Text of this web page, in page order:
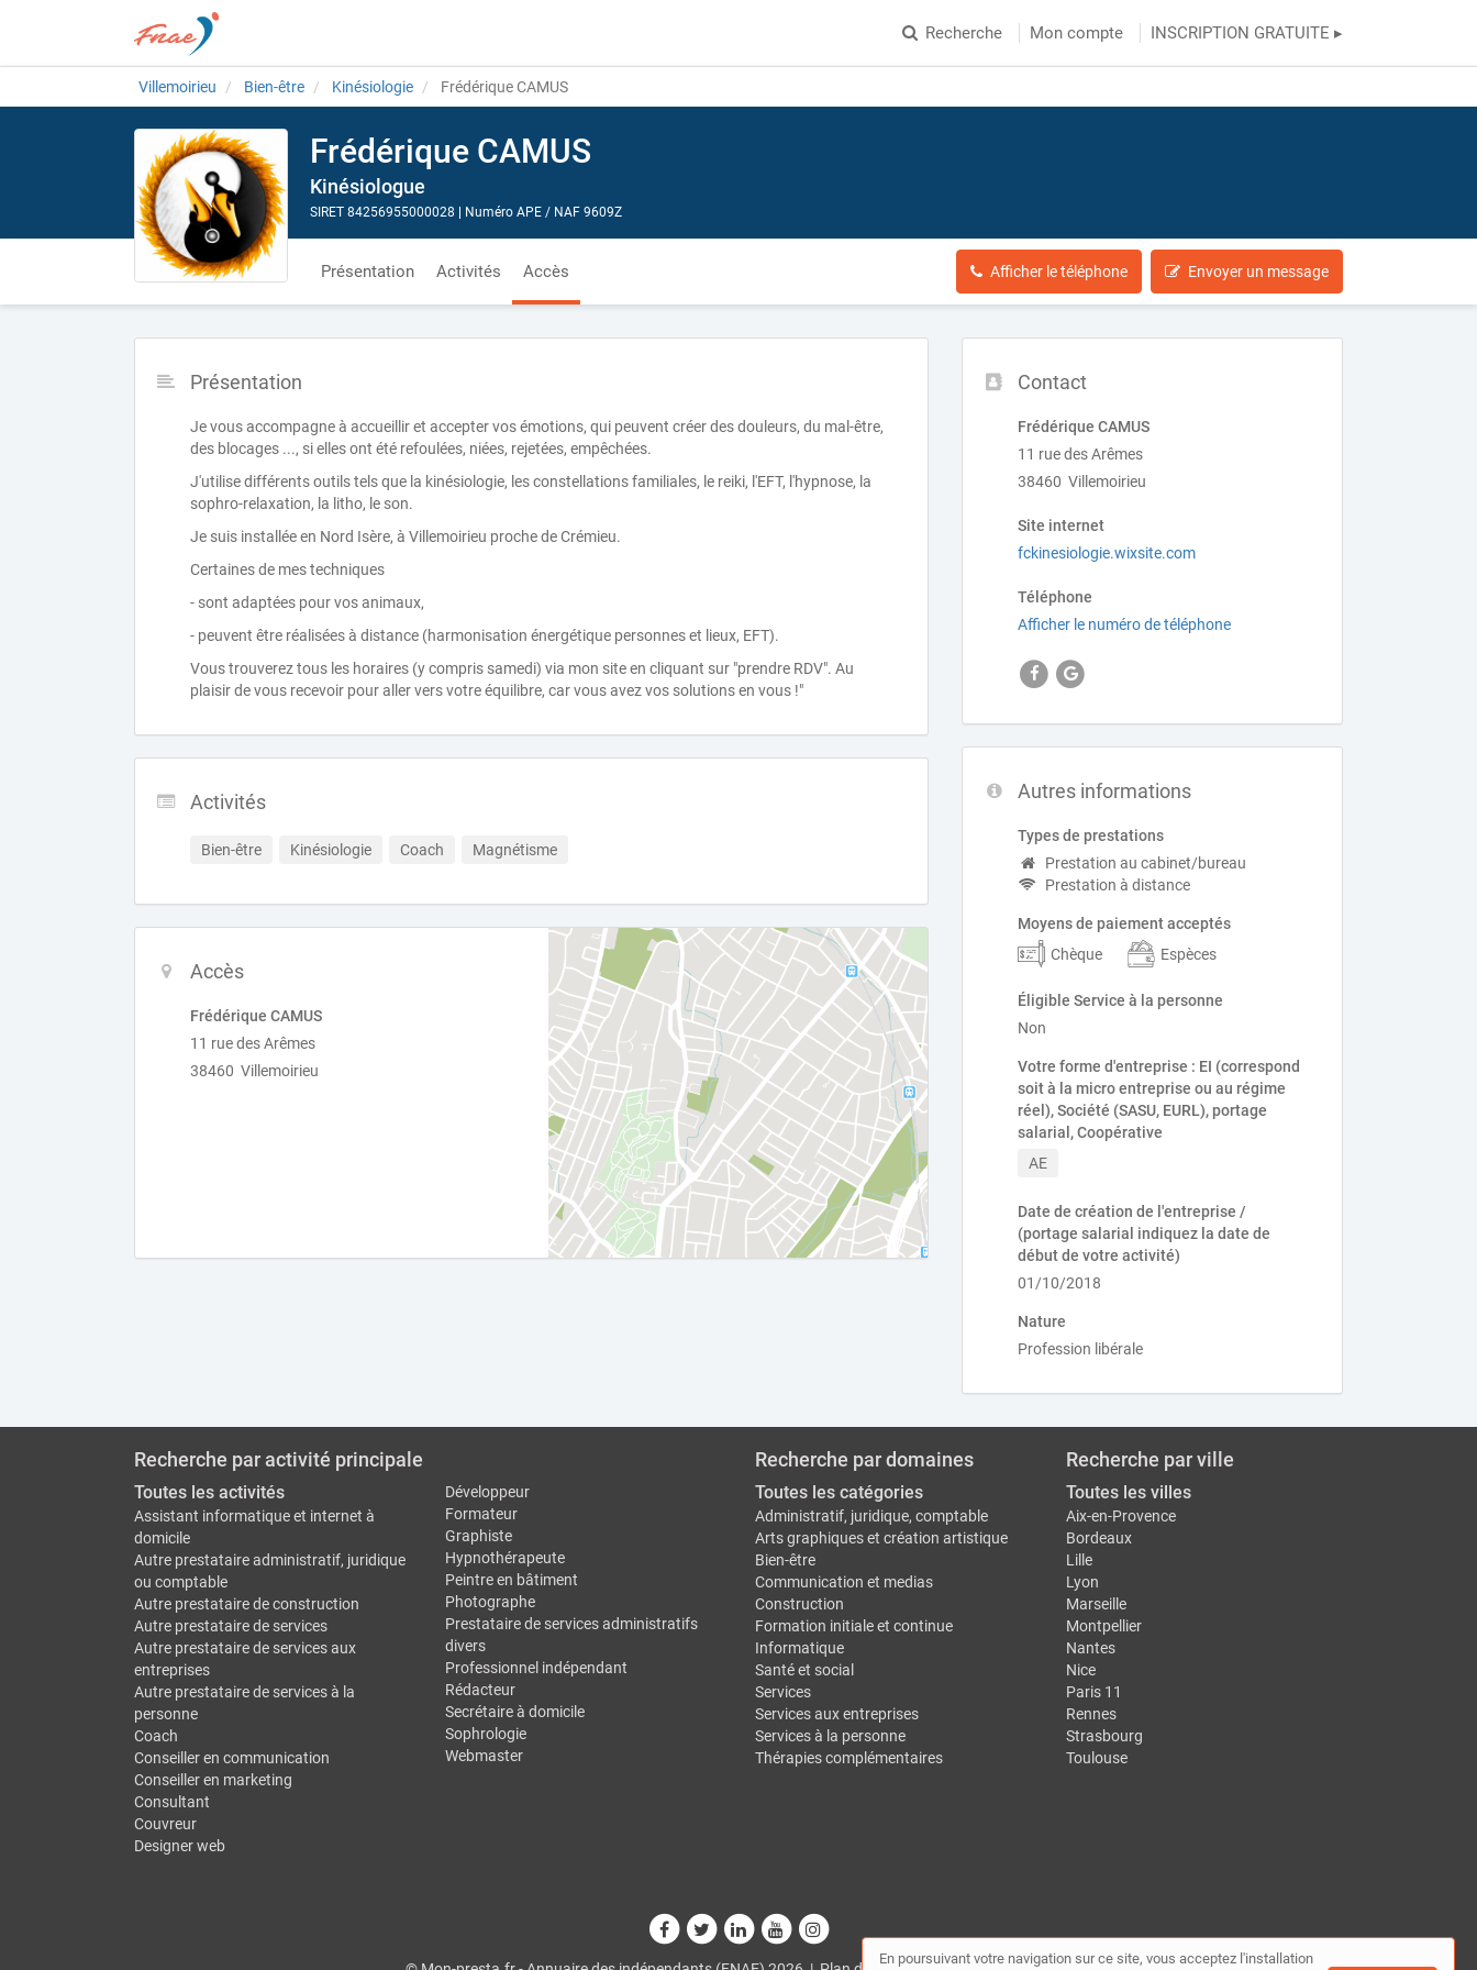
Recherche Mon compte INSCRIPTION GRATUITE ▸
Villemoirieu Bien-être Kinésiologie Frédérique CAMUS
Frédérique CAMUS
Kinésiologue
SIRET 84256955000028 Numéro APE / NAF 9609Z
Présentation Activités Accès Afficher le téléphone Envoyer un message
Contact
Frédérique CAMUS
11 rue des Arêmes
38460 Villemoirieu
Site internet
fckinesiologie.wixsite.com
Téléphone
Afficher le numéro de téléphone
Autres informations
Types de prestations
Prestation au cabinet/bureau
Prestation à distance
Moyens de paiement acceptés
Chèque
Espèces
Éligible Service à la personne
Non
Votre forme d'entreprise : EI (correspond
soit à la micro entreprise ou au régime
réel), Société (SASU, EURL), portage
salarial, Coopérative
AE
Date de création de l'entreprise /
(portage salarial indiquez la date de
début de votre activité)
01/10/2018
Nature
Profession libérale
Présentation
Je vous accompagne à accueillir et accepter vos émotions, qui peuvent créer des douleurs, du mal-être,
des blocages ..., si elles ont été refoulées, niées, rejetées, empêchées.
J'utilise différents outils tels que la kinésiologie, les constellations familiales, le reiki, l'EFT, l'hypnose, la
sophro-relaxation, la litho, le son.
Je suis installée en Nord Isère, à Villemoirieu proche de Crémieu.
Certaines de mes techniques
- sont adaptées pour vos animaux,
- peuvent être réalisées à distance (harmonisation énergétique personnes et lieux, EFT).
Vous trouverez tous les horaires (y compris samedi) via mon site en cliquant sur "prendre RDV". Au
plaisir de vous recevoir pour aller vers votre équilibre, car vous avez vos solutions en vous !"
Activités
Bien-être Kinésiologie Coach Magnétisme
Accès
Frédérique CAMUS
11 rue des Arêmes
38460 Villemoirieu
Recherche par activité principale
Toutes les activités
Assistant informatique et internet à
domicile
Autre prestataire administratif, juridique
ou comptable
Autre prestataire de construction
Autre prestataire de services
Autre prestataire de services aux
entreprises
Autre prestataire de services à la
personne
Coach
Conseiller en communication
Conseiller en marketing
Consultant
Couvreur
Designer web
Développeur
Formateur
Graphiste
Hypnothérapeute
Peintre en bâtiment
Photographe
Prestataire de services administratifs
divers
Professionnel indépendant
Rédacteur
Secrétaire à domicile
Sophrologie
Webmaster
Recherche par domaines
Toutes les catégories
Administratif, juridique, comptable
Arts graphiques et création artistique
Bien-être
Communication et medias
Construction
Formation initiale et continue
Informatique
Santé et social
Services
Services aux entreprises
Services à la personne
Thérapies complémentaires
Recherche par ville
Toutes les villes
Aix-en-Provence
Bordeaux
Lille
Lyon
Marseille
Montpellier
Nantes
Nice
Paris 11
Rennes
Strasbourg
Toulouse
En poursuivant votre navigation sur ce site, vous acceptez l'installation